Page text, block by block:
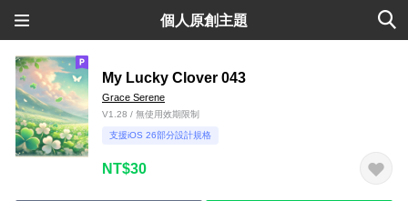
個人原創主題
My Lucky Clover 043
Grace Serene
V1.28 / 無使用效期限制
支援iOS 26部分設計規格
NT$30